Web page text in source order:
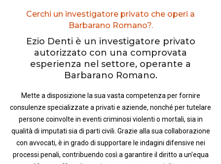
Cerchi un investigatore privato che operi a
Barbarano Romano?.
Ezio Denti è un investigatore privato
autorizzato con una comprovata
esperienza nel settore, operante a
Barbarano Romano.
Mette a disposizione la sua vasta competenza per fornire
consulenze specializzate a privati e aziende, nonché per tutelare
persone coinvolte in eventi criminosi violenti o mortali, sia in
qualità di imputati sia di parti civili. Grazie alla sua collaborazione
con avvocati, è in grado di supportare le indagini difensive nei
processi penali, contribuendo così a garantire il diritto a un'equa